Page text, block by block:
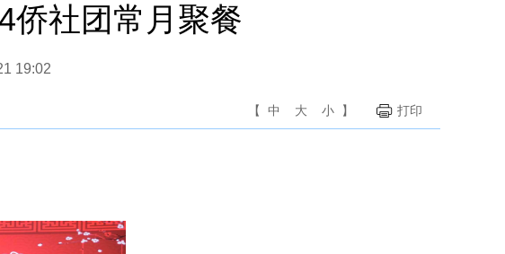
侨社团常月聚餐
19:02
【 中 大 小 】 打印